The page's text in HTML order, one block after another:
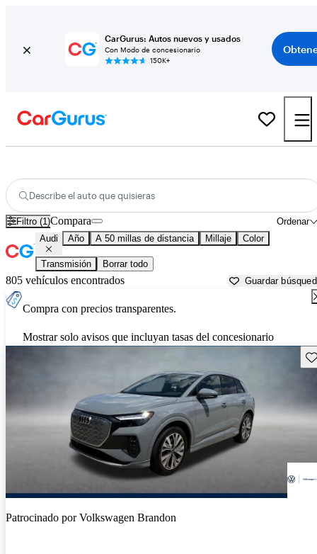
CarGurus: Autos nuevos y usados
Con Modo de concesionario
150K+
Describe el auto que quisieras
Filtro (1) Ordenar
Compara
Audi Año A 50 millas de distancia Millaje Color
Transmisión Borrar todo
805 vehículos encontrados Guardar
Compra con precios transparentes.
Mostrar solo avisos que incluyan tasas del concesionario
Patrocinado porVolkswagen Brandon